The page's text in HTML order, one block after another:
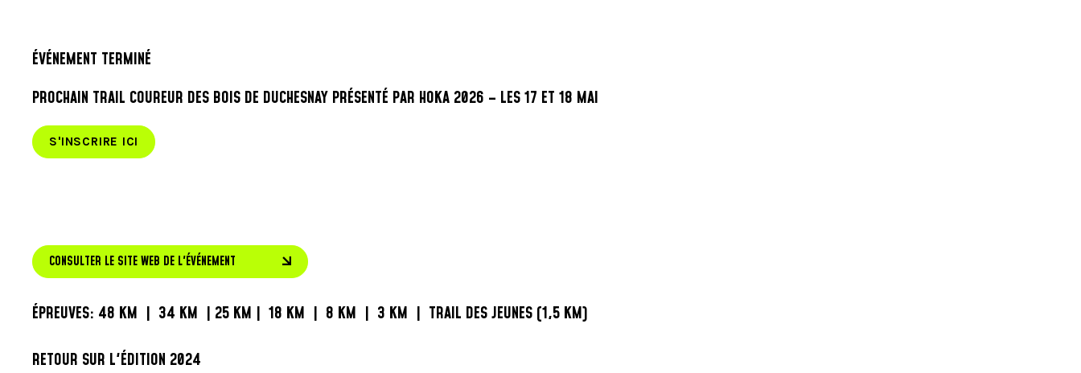
ÉVÉNEMENT TERMINÉ
PROCHAIN TRAIL COUREUR DES BOIS DE DUCHESNAY PRÉSENTÉ PAR HOKA 2026 – LES 17 ET 18 MAI
S'INSCRIRE ICI
CONSULTER LE SITE WEB DE L'ÉVÉNEMENT
ÉPREUVES: 48 KM | 34 KM | 25 KM |18 KM | 8 KM | 3 KM | TRAIL DES JEUNES (1,5 KM)
RETOUR SUR L'ÉDITION 2024